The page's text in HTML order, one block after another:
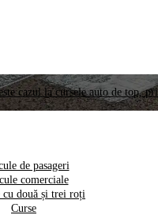
cazul la cursele auto de top,
de pasageri
comerciale
cu două și trei roți
Curse